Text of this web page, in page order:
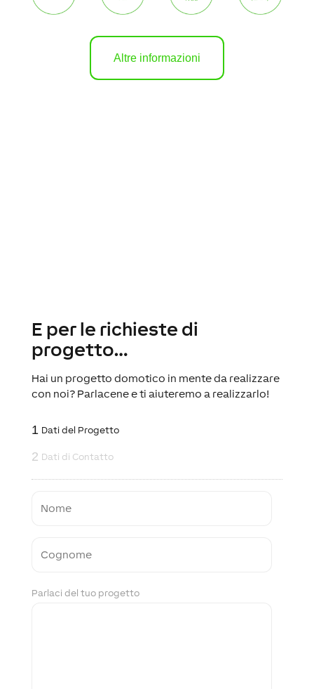
Altre informazioni
E per le richieste di
progetto…
Hai un progetto domotico in mente da realizzare
con noi? Parlacene e ti aiuteremo a realizzarlo!
1 Dati del Progetto
2 Dati di Contatto
Parlaci del tuo progetto